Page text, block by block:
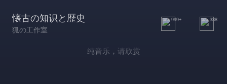
懐古の知识と歴史
狐の工作室
999+ 338
纯音乐，请欣赏